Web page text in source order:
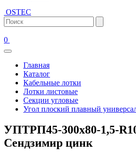
OSTEC
0
Главная
Каталог
Кабельные лотки
Лотки листовые
Секции угловые
Угол плоский плавный
УПТРП45-300х80-1,5-
Сендзимир цинк